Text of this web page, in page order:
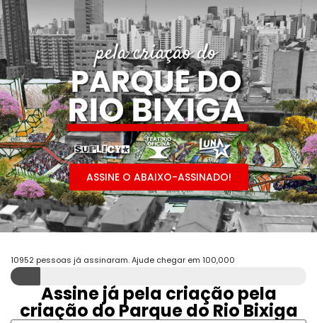
ASSINE O ABAIXO-ASSINADO!
10952 pessoas já assinaram. Ajude chegar em 100,000
Assine já pela criação pela
criação do Parque do Rio Bixiga